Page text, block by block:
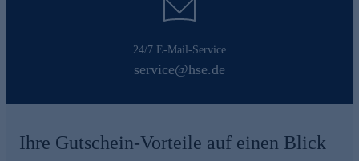
24/7 E-Mail-Service
service@hse.de
Ihre Gutschein-Vorteile auf einen Blick